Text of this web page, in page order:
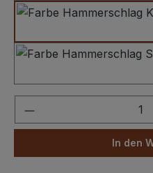
Produkt Anzahl:
In den